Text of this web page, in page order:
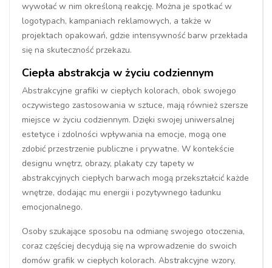
wywołać w nim określoną reakcję. Można je spotkać w
logotypach, kampaniach reklamowych, a także w
projektach opakowań, gdzie intensywność barw przekłada
się na skuteczność przekazu.
Ciepła abstrakcja w życiu codziennym
Abstrakcyjne grafiki w ciepłych kolorach, obok swojego
oczywistego zastosowania w sztuce, mają również szersze
miejsce w życiu codziennym. Dzięki swojej uniwersalnej
estetyce i zdolności wpływania na emocje, mogą one
zdobić przestrzenie publiczne i prywatne. W kontekście
designu wnętrz, obrazy, plakaty czy tapety w
abstrakcyjnych ciepłych barwach mogą przekształcić każde
wnętrze, dodając mu energii i pozytywnego ładunku
emocjonalnego.
Osoby szukające sposobu na odmianę swojego otoczenia,
coraz częściej decydują się na wprowadzenie do swoich
domów grafik w ciepłych kolorach. Abstrakcyjne wzory,